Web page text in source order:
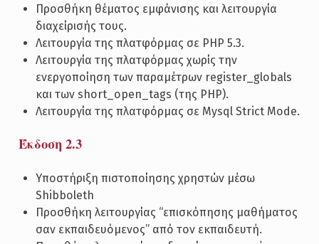
Προσθήκη θέματος εμφάνισης και λειτουργία
διαχείρισής τους.
Λειτουργία της πλατφόρμας σε PHP 5.3.
Λειτουργία της πλατφόρμας χωρίς την
ενεργοποίηση των παραμέτρων register_globals
και των short_open_tags (της PHP).
Λειτουργία της πλατφόρμας σε Mysql Strict Mode.
Έκδοση 2.3
Υποστήριξη πιστοποίησης χρηστών μέσω
Shibboleth
Προσθήκη λειτουργίας “επισκόπησης μαθήματος
σαν εκπαιδευόμενος” από τον εκπαιδευτή.